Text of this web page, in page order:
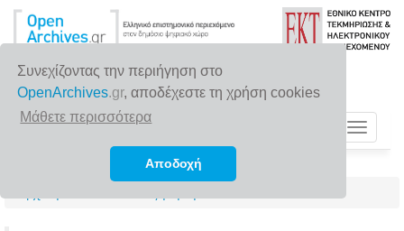
Συνεχίζοντας την περιήγηση στο
OpenArchives.gr, αποδέχεστε τη χρήση cookies
Μάθετε περισσότερα
Αποδοχή
Toggle